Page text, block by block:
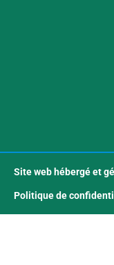
Site web hébergé et
Politique de